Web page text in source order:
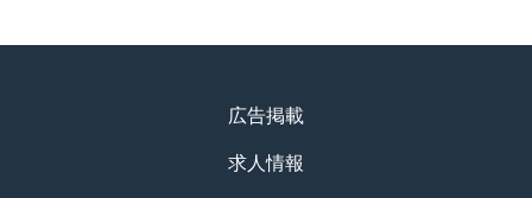
広告掲載
求人情報